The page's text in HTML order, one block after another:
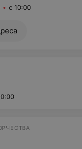
с 10:00